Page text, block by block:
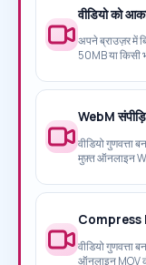
वीडियो को
अपने ब्राउज़र में
50MB या किसी
WebM
वीडियो
मुफ़्त ऑनलाइन
Compress
वीडियो
ऑनलाइन MOV